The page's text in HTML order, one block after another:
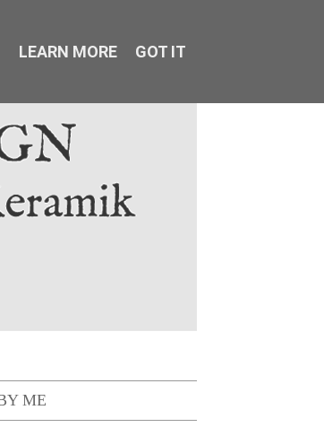
ME
LEARN MORE GOT IT